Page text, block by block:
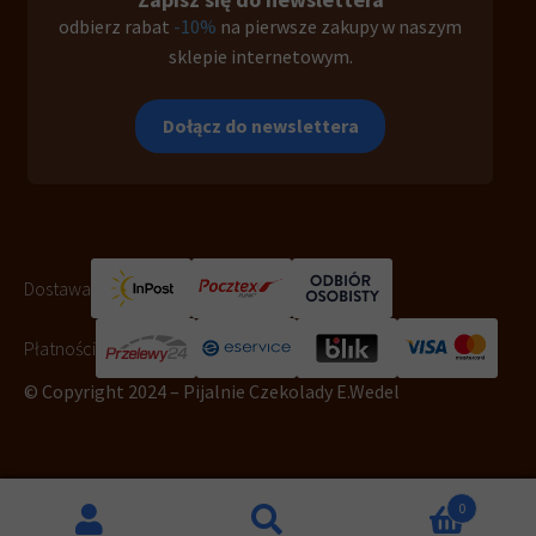
odbierz rabat -10% na pierwsze zakupy w naszym
sklepie internetowym.
Dołącz do newslettera
Dostawa
Płatności
© Copyright 2024 – Pijalnie Czekolady E.Wedel
0